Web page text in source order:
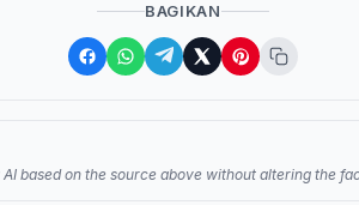
BAGIKAN
based on the source above without altering the